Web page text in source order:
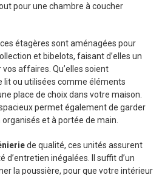
pour une chambre à coucher
étagères sont aménagées pour
et bibelots, faisant d’elles un
affaires. Qu’elles soient
lit ou utilisées comme éléments
place de choix dans votre maison.
permet également de garder
et à portée de main.
de qualité, ces unités assurent
inégalées. Il suffit d’un
la poussière, pour que votre intérieur